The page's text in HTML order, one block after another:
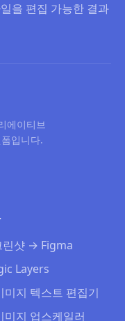
을 편집 가능한 결과
에이티브
입니다.
린샷 → Figma
Layers
미지 텍스트 편집기
미지 업스케일러